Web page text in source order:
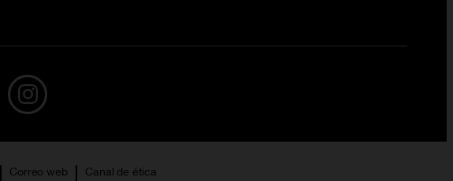
Correo web Canal de ética